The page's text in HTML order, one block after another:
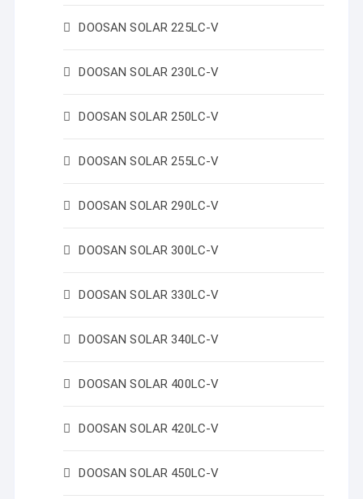
DOOSAN SOLAR 225LC-V
DOOSAN SOLAR 230LC-V
DOOSAN SOLAR 250LC-V
DOOSAN SOLAR 255LC-V
DOOSAN SOLAR 290LC-V
DOOSAN SOLAR 300LC-V
DOOSAN SOLAR 330LC-V
DOOSAN SOLAR 340LC-V
DOOSAN SOLAR 400LC-V
DOOSAN SOLAR 420LC-V
DOOSAN SOLAR 450LC-V